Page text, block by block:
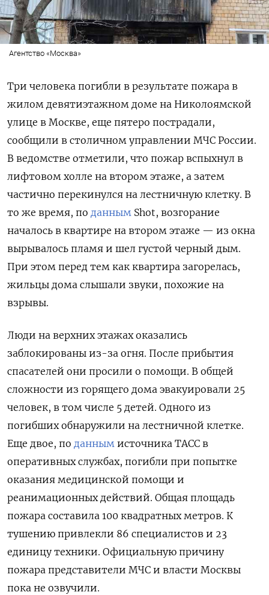
Агентство «Москва»
Три человека погибли в результате пожара в
жилом девятиэтажном доме на Николоямской
улице в Москве, еще пятеро пострадали,
сообщили в столичном управлении МЧС России.
В ведомстве отметили, что пожар вспыхнул в
лифтовом холле на втором этаже, а затем
частично перекинулся на лестничную клетку. В
то же время, по данным Shot, возгорание
началось в квартире на втором этаже — из окна
вырывалось пламя и шел густой черный дым.
При этом перед тем как квартира загорелась,
жильцы дома слышали звуки, похожие на
взрывы.
Люди на верхних этажах оказались
заблокированы из-за огня. После прибытия
спасателей они просили о помощи. В общей
сложности из горящего дома эвакуировали 25
человек, в том числе 5 детей. Одного из
погибших обнаружили на лестничной клетке.
Еще двое, по данным источника ТАСС в
оперативных службах, погибли при попытке
оказания медицинской помощи и
реанимационных действий. Общая площадь
пожара составила 100 квадратных метров. К
тушению привлекли 86 специалистов и 23
единицу техники. Официальную причину
пожара представители МЧС и власти Москвы
пока не озвучили.